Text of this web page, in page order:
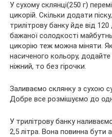
У сухому склянці(250 г)
цикорій. Скільки додати
трилітрову банку йде від
бажаної солодкості
цикорію теж можна міняти.
насиченого кольору,
ніжний, то без гірочки.
Заливаємо склянку з сухою
Добре все розмішуємо до
У трилітрову банку
2,5 літра. Вона повинна бути